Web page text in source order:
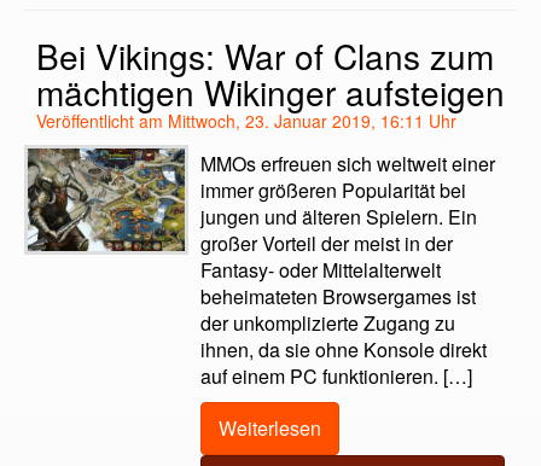
Bei Vikings: War of Clans zum
mächtigen Wikinger aufsteigen
Veröffentlicht am Mittwoch, 23. Januar 2019, 16:11 Uhr
MMOs erfreuen sich weltweit einer
immer größeren Popularität bei
jungen und älteren Spielern. Ein
großer Vorteil der meist in der
Fantasy- oder Mittelalterwelt
beheimateten Browsergames ist
der unkomplizierte Zugang zu
ihnen, da sie ohne Konsole direkt
auf einem PC funktionieren. […]
Weiterlesen